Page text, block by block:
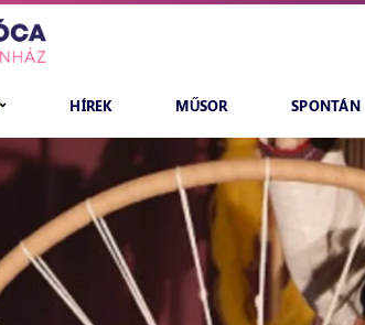
HÍREK MŰSOR SPONTÁN